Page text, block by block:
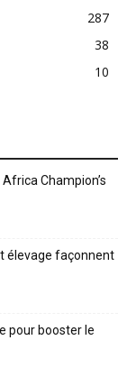
287
38
10
Champion’s
élevage façonnent
pour booster le